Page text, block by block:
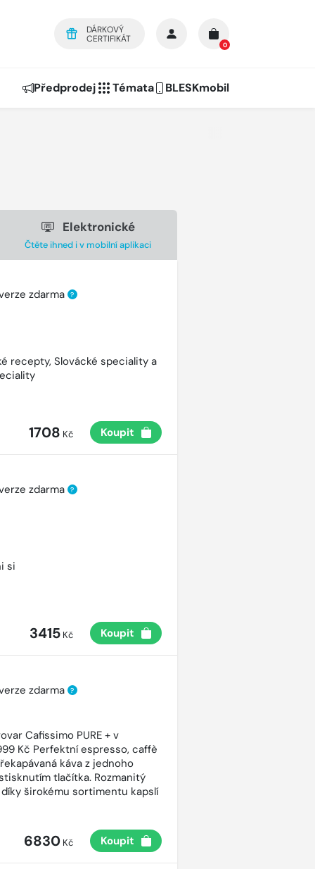
DÁRKOVÝ
CERTIFIKÁT
0
Předprodej Témata BLESKmobil
Elektronické
Čtěte ihned i v mobilní aplikaci
zdarma ?
recepty, Slovácké speciality a
1708 Kč Koupit
zdarma ?
si
3415Kč Koupit
zdarma ?
Cafissimo PURE + v
Kč Perfektní espresso, caffè
káva z jednoho
tlačítka. Rozmanitý
širokému sortimentu kapslí
6830Kč Koupit